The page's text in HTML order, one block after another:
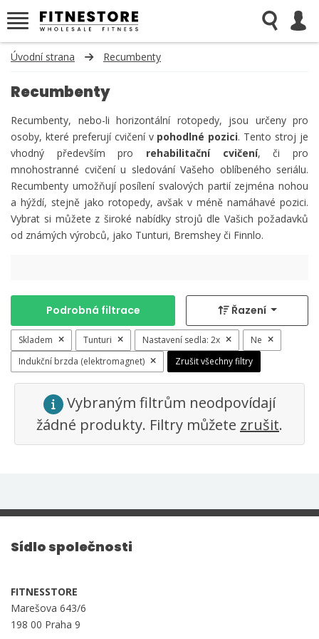
Úvodní strana Recumbenty
Recumbenty
Recumbenty, nebo-li horizontální rotopedy, jsou určeny pro
osoby, které preferují cvičení v pohodlné pozici. Tento stroj je
vhodný především pro rehabilitační cvič ení, či pro
mnohostranné cvičení u sledování Vašeho oblíbeného seriálu.
Recumbenty umožňují posílení svalových partií zejména nohou
a hýždí, stejně jako rotopedy, avšak v méně namáhavé pozici.
Vybrat si můžete z široké nabídky strojů dle Vašich požadavků
od známých výrobců, jako Tunturi, Bremshey či Finnlo.
Podrobná filtrace Řazení
Skladem Tunturi Nastavení sedla: 2x
Ne
Indukční brzda (elektromagnet)
Zrušit všechny filtry
Vybraným filtrům neodpovídají
žádné produkty. Filtry můžete zrušit.
Sídlo společnosti
FITNESSTORE
Marešova 643/6
198 00 Praha 9